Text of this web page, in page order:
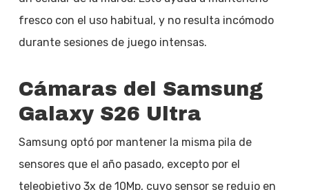
fresco con el uso habitual, y no resulta incómodo
durante sesiones de juego intensas.
Cámaras del Samsung
Galaxy S26 Ultra
Samsung optó por mantener la misma pila de
sensores que el año pasado, excepto por el
teleobjetivo 3x de 10Mp, cuyo sensor se redujo en